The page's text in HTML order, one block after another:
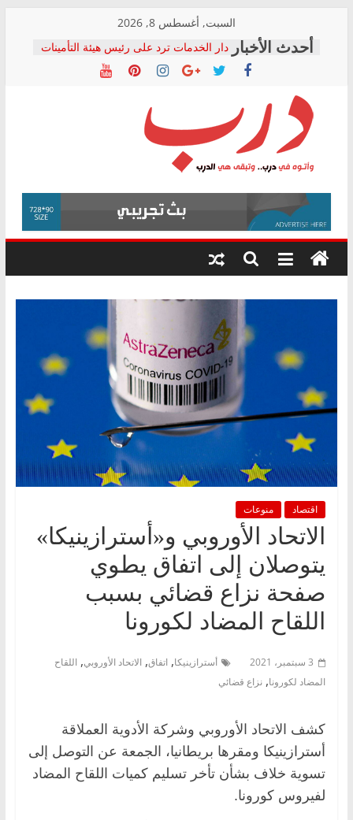
content
السبت, أغسطس 8, 2026
دار الخدمات ترد على رئيس هيئة التأمينات
بعد مؤتمره الصحفي: إنكار الأزمة لا ينهي
معاناة أصحاب المعاشات.. ونطالب بكشف
فرحات سليمان يكتب: القطاع الصحي إلى
أين؟
حزب التحالف الشعبي يطلق لجنة “الحق
في الصحة” بالإسكندرية لرصد الانتهاكات
ودعم المرضى
الوزاري لمدينة الصحفيين.. وانتهاء أعمال
إنشاء المبنى الإداري
المجلس القومي لحقوق الإنسان يعلن
متابعة قضية الدكتور محمد زهران.. ويؤكد:
قرينة البراءة وضمانات المحاكمة العادلة
درب
وأتوه
درب..
وتبقى
هي
اقتصاد منوعات
الاتحاد الأوروبي و«أسترازينيكا»
يتوصلان إلى اتفاق يطوي
صفحة نزاع قضائي بسبب
اللقاح المضاد لكورونا
3 سبتمبر، 2021 أسترازينيكا, اتفاق, الاتحاد الأوروبي, اللقاح
المضاد لكورونا, نزاع قضائي
كشف الاتحاد الأوروبي وشركة الأدوية العملاقة
أسترازينيكا ومقرها بريطانيا، الجمعة عن التوصل إلى
تسوية خلاف بشأن تأخر تسليم كميات اللقاح المضاد
لفيروس كورونا.